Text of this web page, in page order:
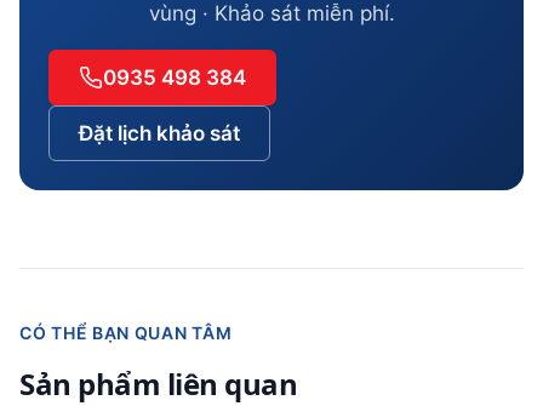
vùng · Khảo sát miễn phí.
0935 498 384
Đặt lịch khảo sát
CÓ THỂ BẠN QUAN TÂM
Sản phẩm liên quan